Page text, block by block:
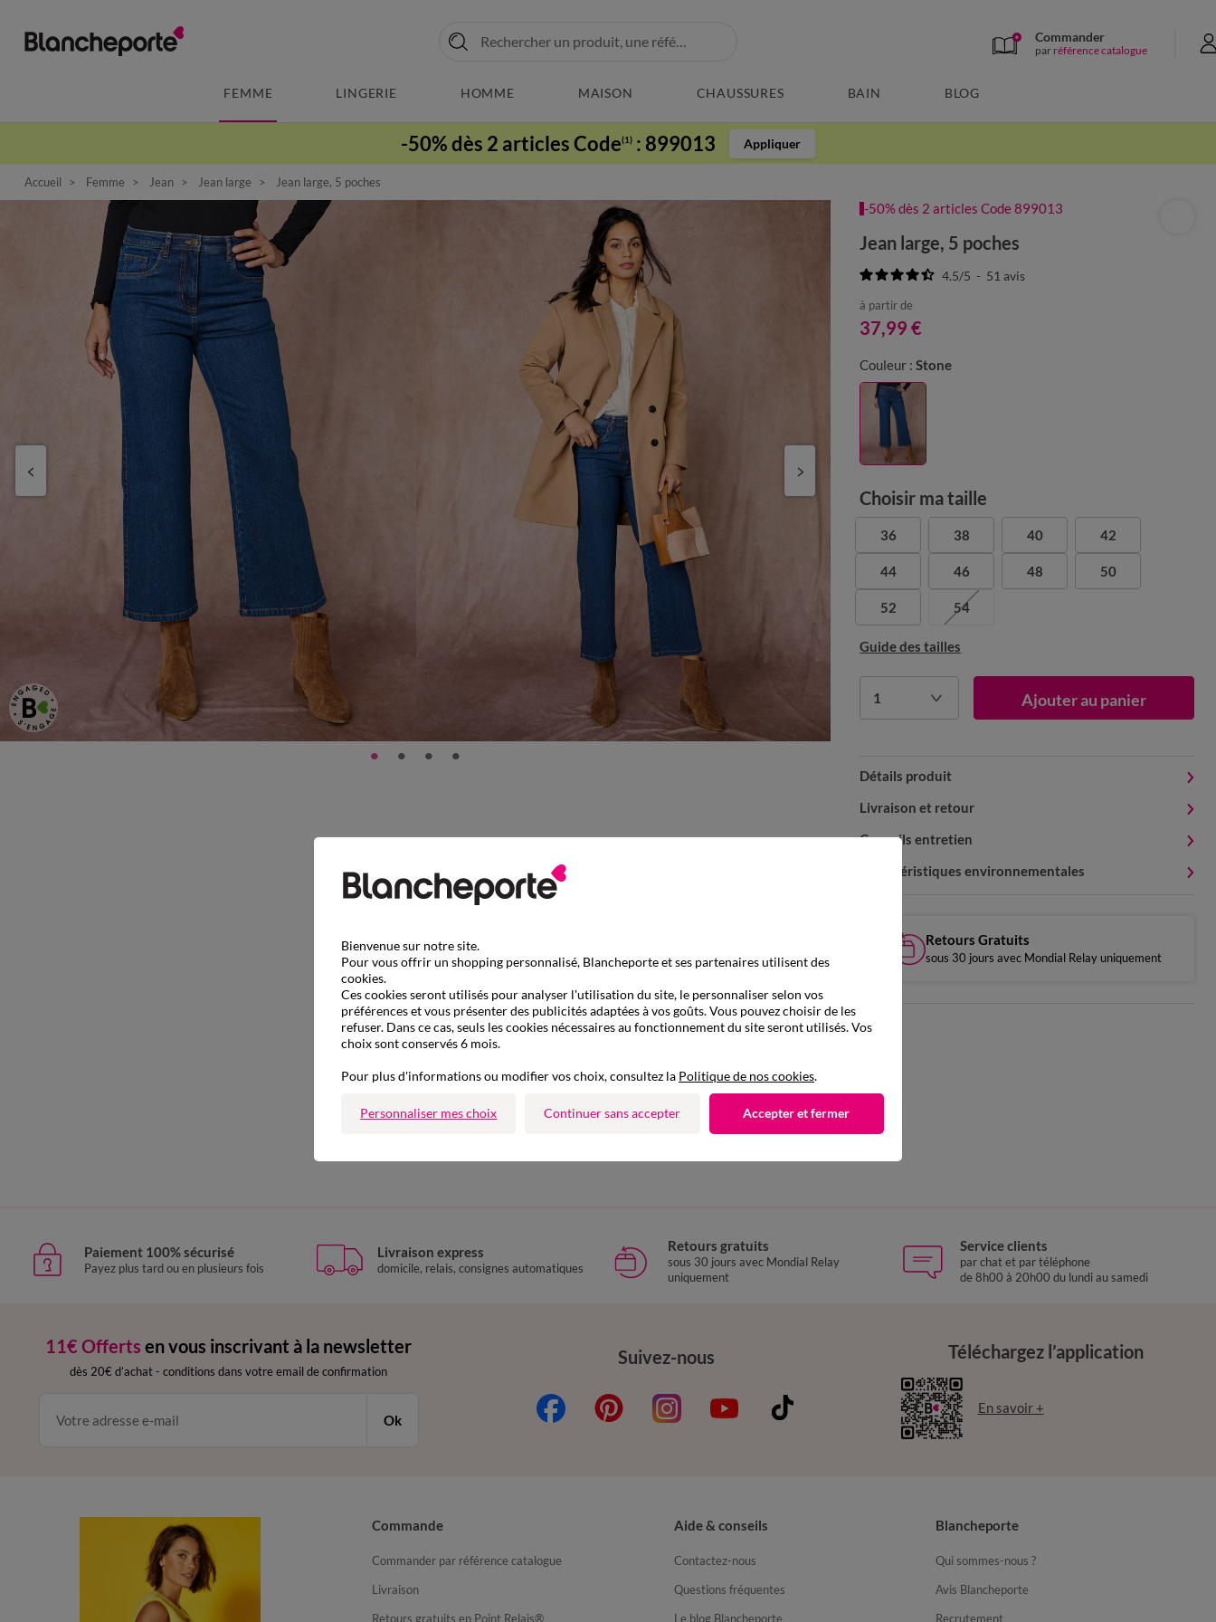
Commander
par référence catalogue
FEMME LINGERIE HOMME MAISON CHAUSSURES BAIN BLOG
-50% dès 2 articles Code(1) : 899013 Appliquer
Accueil Femme Jean Jean large Jean large, 5 poches
-50% dès 2 articles Code 899013
Jean large, 5 poches
4.5/5 - 51avis
à partir de
37,99 €
Couleur : Stone
Choisir ma taille
36 38 40 42
44 46 48 50
52 54
Guide des tailles
1 Ajouter au panier
Détails produit
Livraison et retour
Conseils entretien
Caractéristiques environnementales
Retours Gratuits
sous 30 jours avec Mondial Relay uniquement
D'autres idées de Jean large
Paiement 100% sécurisé
Payez plus tard ou en plusieurs fois
Livraison express
domicile, relais, consignes automatiques
Retours gratuits
sous 30 jours avec Mondial Relay
uniquement
Service clients
par chat et par téléphone
de 8h00 à 20h00 du lundi au samedi
11€ Offerts en vous inscrivant à la newsletter
dès 20€ d’achat - conditions dans votre email de confirmation
Ok
Suivez-nous Téléchargez l’application
En savoir +
Commande
Commander par référence catalogue
Livraison
Retours gratuits en Point Relais®
Aide & conseils
Contactez-nous
Questions fréquentes
Le blog Blancheporte
Blancheporte
Qui sommes-nous ?
Avis Blancheporte
Recrutement
Bienvenue sur notre site.
Pour vous offrir un shopping personnalisé, Blancheporte et ses partenaires utilisent des
cookies.
Ces cookies seront utilisés pour analyser l'utilisation du site, le personnaliser selon vos
préférences et vous présenter des publicités adaptées à vos goûts. Vous pouvez choisir de les
refuser. Dans ce cas, seuls les cookies nécessaires au fonctionnement du site seront utilisés. Vos
choix sont conservés 6 mois.
Pour plus d'informations ou modifier vos choix, consultez la Politique de nos cookies.
Personnaliser mes choix Continuer sans accepter Accepter et fermer